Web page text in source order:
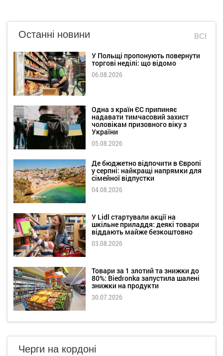
Останні новини ВСІ
У Польщі пропонують повернути
торгові неділі: що відомо
06.08.2026
Одна з країн ЄС припиняє
надавати тимчасовий захист
чоловікам призовного віку з
України
05.08.2026
Де бюджетно відпочити в Європі
у серпні: найкращі напрямки для
сімейної відпустки
04.08.2026
У Lidl стартували акції на
шкільне приладдя: деякі товари
віддають майже безкоштовно
03.08.2026
Товари за 1 злотий та знижки до
80%: Biedronka запустила шалені
знижки на продукти
30.07.2026
Черги на кордоні